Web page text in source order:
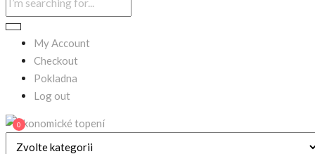
My Account
Checkout
Pokladna
Log out
0